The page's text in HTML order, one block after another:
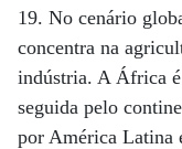
19. No cenário
concentra na
indústria. A África
seguida pelo
por América Latina